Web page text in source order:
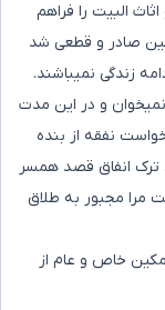
البیت را فراهم
زوجه به تمکین صادر و قطعی شد
زندگی نمیباشند‌.
و در این مدت
نفقه از بنده
ترک انفاق قصد همسر
مرا مجبور به طلاق
۹۹/۱/۱ هیچگونه تمکین خاص و عام از